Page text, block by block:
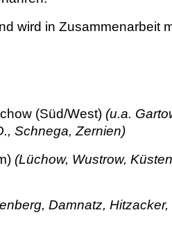
wird in Zusammenarbeit
(Süd/West)(u.a.
Schnega, Zernien)
(Lüchow, Wustrow,
Damnatz, Hitzacker,